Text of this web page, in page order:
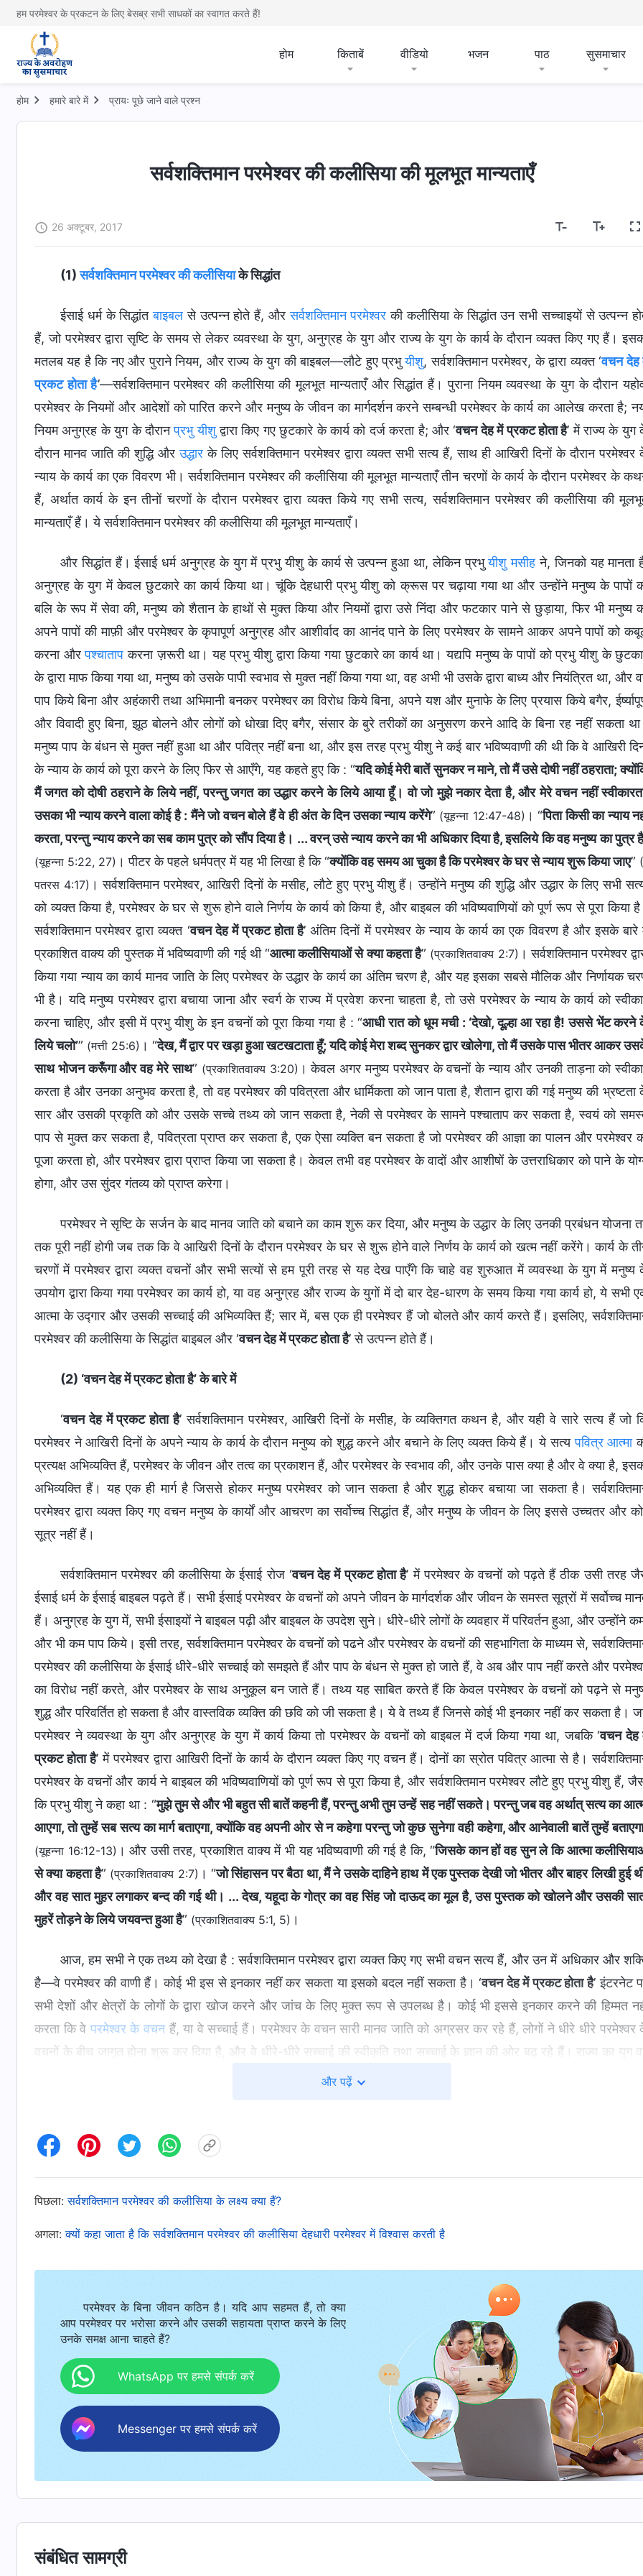
हम परमेश्वर के प्रकटन के लिए बेसब्र सभी साधकों का स्वागत करते हैं!
होम किताबें वीडियो भजन पाठ सुसमाचार
होम हमारे बारे में प्रायः पूछे जाने वाले प्रश्न
सर्वशक्तिमान परमेश्वर की कलीसिया की मूलभूत मान्यताएँ
26 अक्टूबर, 2017
(1)सर्वशक्तिमान परमेश्वर कीकलीसियाके सिद्धांत
ईसाई धर्म के सिद्धांतबाइबल से उत्पन्न होते हैं, औरसर्वशक्तिमान परमेश्वर की कलीसिया के सिद्धांत उन सभी सच्चाइयों से उत्पन्न
हैं, जो परमेश्वर द्वारा सृष्टि के समय से लेकर व्यवस्था के युग, अनुग्रह के युग और राज्य के युग के कार्य के दौरान व्यक्त किए गए हैं।
मतलब यह है कि नए और पुराने नियम, और राज्य के युग की बाइबल—लौटे हुए प्रभुयीशु, सर्वशक्तिमान परमेश्वर, के द्वारा व्यक्त ‘वचन देह
प्रकट होता है’—सर्वशक्तिमान परमेश्वर की कलीसिया की मूलभूत मान्यताएँ और सिद्धांत हैं। पुराना नियम व्यवस्था के युग के दौरान
परमेश्वर के नियमों और आदेशों को पारित करने और मनुष्य के जीवन का मार्गदर्शन करने सम्बन्धी परमेश्वर के कार्य का आलेख करता है;
नियम अनुग्रह के युग के दौरानप्रभु यीशुद्वारा किए गए छुटकारे के कार्य को दर्ज करता है; और ‘वचन देह में प्रकट होता है’ में राज्य के युग
दौरान मानव जाति की शुद्धि औरउद्धार के लिए सर्वशक्तिमान परमेश्वर द्वारा व्यक्त सभी सत्य हैं, साथ ही आखिरी दिनों के दौरान परमेश्वर
न्याय के कार्य का एक विवरण भी। सर्वशक्तिमान परमेश्वर की कलीसिया की मूलभूत मान्यताएँ तीन चरणों के कार्य के दौरान परमेश्वर के
हैं, अर्थात कार्य के इन तीनों चरणों के दौरान परमेश्वर द्वारा व्यक्त किये गए सभी सत्य, सर्वशक्तिमान परमेश्वर की कलीसिया की
मान्यताएँ हैं। ये सर्वशक्तिमान परमेश्वर की कलीसिया की मूलभूत मान्यताएँ।
और सिद्धांत हैं। ईसाई धर्म अनुग्रह के युग में प्रभु यीशु के कार्य से उत्पन्न हुआ था, लेकिन प्रभुयीशु मसीह ने, जिनको यह मानता
अनुग्रह के युग में केवल छुटकारे का कार्य किया था। चूंकि देहधारी प्रभु यीशु को क्रूस पर चढ़ाया गया था और उन्होंने मनुष्य के पापों
बलि के रूप में सेवा की, मनुष्य को शैतान के हाथों से मुक्त किया और नियमों द्वारा उसे निंदा और फटकार पाने से छुड़ाया, फिर भी मनुष्य
अपने पापों की माफ़ी और परमेश्वर के कृपापूर्ण अनुग्रह और आशीर्वाद का आनंद पाने के लिए परमेश्वर के सामने आकर अपने पापों को
करना औरपश्चाताप करना ज़रूरी था। यह प्रभु यीशु द्वारा किया गया छुटकारे का कार्य था। यद्यपि मनुष्य के पापों को प्रभु यीशु के
के द्वारा माफ किया गया था, मनुष्य को उसके पापी स्वभाव से मुक्त नहीं किया गया था, वह अभी भी उसके द्वारा बाध्य और नियंत्रित था, और
पाप किये बिना और अहंकारी तथा अभिमानी बनकर परमेश्वर का विरोध किये बिना, अपने यश और मुनाफे के लिए प्रयास किये बगैर,
और विवादी हुए बिना, झूठ बोलने और लोगों को धोखा दिए बगैर, संसार के बुरे तरीकों का अनुसरण करने आदि के बिना रह नहीं सकता
मनुष्य पाप के बंधन से मुक्त नहीं हुआ था और पवित्र नहीं बना था, और इस तरह प्रभु यीशु ने कई बार भविष्यवाणी की थी कि वे आखिरी
के न्याय के कार्य को पूरा करने के लिए फिर से आएँगे, यह कहते हुए कि : “यदि कोई मेरी बातें सुनकर न माने, तो मैं उसे दोषी नहीं ठहराता;
मैं जगत को दोषी ठहराने के लिये नहीं, परन्तु जगत का उद्धार करने के लिये आया हूँ। वो जो मुझे नकार देता है, और मेरे वचन नहीं
उसका भी न्याय करने वाला कोई है : मैंने जो वचन बोले हैं वे ही अंत के दिन उसका न्याय करेंगे” (यूहन्ना 12:47-48) । “पिता किसी का न्याय
करता, परन्तु न्याय करने का सब काम पुत्र को सौंप दिया है। ... वरन् उसे न्याय करने का भी अधिकार दिया है, इसलिये कि वह मनुष्य का पुत्र
(यूहन्ना 5:22, 27) । पीटर के पहले धर्मपत्र में यह भी लिखा है कि “क्योंकि वह समय आ चुका है कि परमेश्वर के घर से न्याय शुरू किया जाए”
पतरस 4:17) । सर्वशक्तिमान परमेश्वर, आखिरी दिनों के मसीह, लौटे हुए प्रभु यीशु हैं। उन्होंने मनुष्य की शुद्धि और उद्धार के लिए सभी
को व्यक्त किया है, परमेश्वर के घर से शुरू होने वाले निर्णय के कार्य को किया है, और बाइबल की भविष्यवाणियों को पूर्ण रूप से पूरा किया
सर्वशक्तिमान परमेश्वर द्वारा व्यक्त ‘वचन देह में प्रकट होता है’ अंतिम दिनों में परमेश्वर के न्याय के कार्य का एक विवरण है और इसके बारे
प्रकाशित वाक्य की पुस्तक में भविष्यवाणी की गई थी “आत्मा कलीसियाओं से क्या कहता है” (प्रकाशितवाक्य 2:7) । सर्वशक्तिमान परमेश्वर
किया गया न्याय का कार्य मानव जाति के लिए परमेश्वर के उद्धार के कार्य का अंतिम चरण है, और यह इसका सबसे मौलिक और निर्णायक
भी है। यदि मनुष्य परमेश्वर द्वारा बचाया जाना और स्वर्ग के राज्य में प्रवेश करना चाहता है, तो उसे परमेश्वर के न्याय के कार्य को
करना चाहिए, और इसी में प्रभु यीशु के इन वचनों को पूरा किया गया है : “आधी रात को धूम मची : ‘देखो, दूल्हा आ रहा है! उससे भेंट करने
लिये चलो’” (मत्ती 25:6) । “देख, मैं द्वार पर खड़ा हुआ खटखटाता हूँ; यदि कोई मेरा शब्द सुनकर द्वार खोलेगा, तो मैं उसके पास भीतर आकर
साथ भोजन करूँगा और वह मेरे साथ” (प्रकाशितवाक्य 3:20) । केवल अगर मनुष्य परमेश्वर के वचनों के न्याय और उनकी ताड़ना को
करता है और उनका अनुभव करता है, तो वह परमेश्वर की पवित्रता और धार्मिकता को जान पाता है, शैतान द्वारा की गई मनुष्य की भ्रष्टता
सार और उसकी प्रकृति को और उसके सच्चे तथ्य को जान सकता है, नेकी से परमेश्वर के सामने पश्चाताप कर सकता है, स्वयं को
पाप से मुक्त कर सकता है, पवित्रता प्राप्त कर सकता है, एक ऐसा व्यक्ति बन सकता है जो परमेश्वर की आज्ञा का पालन और परमेश्वर
पूजा करता हो, और परमेश्वर द्वारा प्राप्त किया जा सकता है। केवल तभी वह परमेश्वर के वादों और आशीषों के उत्तराधिकार को पाने के
होगा, और उस सुंदर गंतव्य को प्राप्त करेगा।
परमेश्वर ने सृष्टि के सर्जन के बाद मानव जाति को बचाने का काम शुरू कर दिया, और मनुष्य के उद्धार के लिए उनकी प्रबंधन योजना
तक पूरी नहीं होगी जब तक कि वे आखिरी दिनों के दौरान परमेश्वर के घर से शुरू होने वाले निर्णय के कार्य को खत्म नहीं करेंगे। कार्य के
चरणों में परमेश्वर द्वारा व्यक्त वचनों और सभी सत्यों से हम पूरी तरह से यह देख पाएँगे कि चाहे वह शुरुआत में व्यवस्था के युग में मनुष्य
उपयोग द्वारा किया गया परमेश्वर का कार्य हो, या वह अनुग्रह और राज्य के युगों में दो बार देह-धारण के समय किया गया कार्य हो, ये सभी
आत्मा के उद्गार और उसकी सच्चाई की अभिव्यक्ति हैं; सार में, बस एक ही परमेश्वर हैं जो बोलते और कार्य करते हैं। इसलिए,
परमेश्वर की कलीसिया के सिद्धांत बाइबल और ‘वचन देह में प्रकट होता है’ से उत्पन्न होते हैं।
(2) ‘वचन देह में प्रकट होता है’ के बारे में
‘वचन देह में प्रकट होता है’ सर्वशक्तिमान परमेश्वर, आखिरी दिनों के मसीह, के व्यक्तिगत कथन है, और यही वे सारे सत्य हैं जो
परमेश्वर ने आखिरी दिनों के अपने न्याय के कार्य के दौरान मनुष्य को शुद्ध करने और बचाने के लिए व्यक्त किये हैं। ये सत्यपवित्र आत्मा
प्रत्यक्ष अभिव्यक्ति हैं, परमेश्वर के जीवन और तत्व का प्रकाशन हैं, और परमेश्वर के स्वभाव की, और उनके पास क्या है और वे क्या है,
अभिव्यक्ति हैं। यह एक ही मार्ग है जिससे होकर मनुष्य परमेश्वर को जान सकता है और शुद्ध होकर बचाया जा सकता है।
परमेश्वर द्वारा व्यक्त किए गए वचन मनुष्य के कार्यों और आचरण का सर्वोच्च सिद्धांत हैं, और मनुष्य के जीवन के लिए इससे उच्चतर और
सूत्र नहीं हैं।
सर्वशक्तिमान परमेश्वर की कलीसिया के ईसाई रोज ‘वचन देह में प्रकट होता है’ में परमेश्वर के वचनों को पढ़ते हैं ठीक उसी तरह
ईसाई धर्म के ईसाई बाइबल पढ़ते हैं। सभी ईसाई परमेश्वर के वचनों को अपने जीवन के मार्गदर्शक और जीवन के समस्त सूत्रों में सर्वोच्च
हैं। अनुग्रह के युग में, सभी ईसाइयों ने बाइबल पढ़ी और बाइबल के उपदेश सुने। धीरे-धीरे लोगों के व्यवहार में परिवर्तन हुआ, और उन्होंने
और भी कम पाप किये। इसी तरह, सर्वशक्तिमान परमेश्वर के वचनों को पढने और परमेश्वर के वचनों की सहभागिता के माध्यम से,
परमेश्वर की कलीसिया के ईसाई धीरे-धीरे सच्चाई को समझते हैं और पाप के बंधन से मुक्त हो जाते हैं, वे अब और पाप नहीं करते और
का विरोध नहीं करते, और परमेश्वर के साथ अनुकूल बन जाते हैं। तथ्य यह साबित करते हैं कि केवल परमेश्वर के वचनों को पढ़ने से
शुद्ध और परिवर्तित हो सकता है और वास्तविक व्यक्ति की छवि को जी सकता है। ये वे तथ्य हैं जिनसे कोई भी इनकार नहीं कर सकता है।
परमेश्वर ने व्यवस्था के युग और अनुग्रह के युग में कार्य किया तो परमेश्वर के वचनों को बाइबल में दर्ज किया गया था, जबकि ‘वचन देह
प्रकट होता है’ में परमेश्वर द्वारा आखिरी दिनों के कार्य के दौरान व्यक्त किए गए वचन हैं। दोनों का स्रोत पवित्र आत्मा से है।
परमेश्वर के वचनों और कार्य ने बाइबल की भविष्यवाणियों को पूर्ण रूप से पूरा किया है, और सर्वशक्तिमान परमेश्वर लौटे हुए प्रभु यीशु हैं,
कि प्रभु यीशु ने कहा था : “मुझे तुम से और भी बहुत सी बातें कहनी हैं, परन्तु अभी तुम उन्हें सह नहीं सकते। परन्तु जब वह अर्थात् सत्य का
आएगा, तो तुम्हें सब सत्य का मार्ग बताएगा, क्योंकि वह अपनी ओर से न कहेगा परन्तु जो कुछ सुनेगा वही कहेगा, और आनेवाली बातें तुम्हें
(यूहन्ना 16:12-13) । और उसी तरह, प्रकाशित वाक्य में भी यह भविष्यवाणी की गई है कि, “जिसके कान हों वह सुन ले कि आत्मा
से क्या कहता है” (प्रकाशितवाक्य 2:7) । “जो सिंहासन पर बैठा था, मैं ने उसके दाहिने हाथ में एक पुस्तक देखी जो भीतर और बाहर लिखी हुई
और वह सात मुहर लगाकर बन्द की गई थी। ... देख, यहूदा के गोत्र का वह सिंह जो दाऊद का मूल है, उस पुस्तक को खोलने और उसकी
मुहरें तोड़ने के लिये जयवन्त हुआ है” (प्रकाशितवाक्य 5:1, 5) ।
आज, हम सभी ने एक तथ्य को देखा है : सर्वशक्तिमान परमेश्वर द्वारा व्यक्त किए गए सभी वचन सत्य हैं, और उन में अधिकार और
है—वे परमेश्वर की वाणी हैं। कोई भी इस से इनकार नहीं कर सकता या इसको बदल नहीं सकता है। ‘वचन देह में प्रकट होता है’ इंटरनेट
सभी देशों और क्षेत्रों के लोगों के द्वारा खोज करने और जांच के लिए मुक्त रूप से उपलब्ध है। कोई भी इससे इनकार करने की हिम्मत
करता कि वे परमेश्वर के वचनहैं, या वे सच्चाई हैं। परमेश्वर के वचन सारी मानव जाति को अग्रसर कर रहे हैं, लोगों ने धीरे धीरे परमेश्वर
वचनों के बीच जागृत होना शुरू कर दिया है, और वे धीरे-धीरे सच्चाई की स्वीकृति तथा सच्चाई के ज्ञान की ओर बढ़ रहे हैं। राज्य का युग
युग है जब सर्वशक्तिमान परमेश्वर के वचन पृथ्वी पर शासन करते हैं। परमेश्वर के एक-एक वचन को कार्यान्वित और पूर्ण किया जाएगा। जिस
मान्यताओं का आधार है, और यह (पुस्तक) निश्चित रूप से अगले युग में सारी मानव जाति के अस्तित्व की नींव बन जाएगी।
शैतान के द्वारा भ्रष्ट होने के बाद, मनुष्य शैतान के अधिकार क्षेत्र में रहता है और उसका भ्रष्टाचार निरंतर गहरा हो गया है। मनुष्य खुद
ने व्यवस्था के युग में, अनुग्रह के युग में, और राज्य के युग में तीन चरणों में कार्य किया है। व्यवस्था के युग में, परमेश्वर ने नियमों और
को पारित करने और मनुष्य के जीवन का मार्गदर्शन करने का कार्य किया। अनुग्रह के युग में, परमेश्वर देह बने और व्यवस्था के युग में उनके
किये कार्य के आधार पर, क्रूस पर चढ़ने का कार्य किया और मनुष्य को पाप से छुड़ाया। राज्य के युग में, परमेश्वर एक बार फिर देह बन गए हैं,
और अनुग्रह के युग के छुटकारे के कार्य के आधार पर, परमेश्वर के घर से शुरू होने वाले न्याय के कार्य को करते हैं, मनुष्य की शुद्धि और उसके
उद्धार के लिए सभी सत्यों को व्यक्त करते हैं, और हमारे लिए शुद्धि और मुक्ति की खोज का एकमात्र तरीका ले आते हैं। सिर्फ अगर हम सच्चाई
की वास्तविकता को अपने जीवन के रूप में हासिल करें, और उसके माध्यम से हम ऐसे लोग बन जाएँ जो परमेश्वर की आज्ञा मानते हैं और
करते हैं, तभी हम परमेश्वर के राज्य में ले जाये जाने और परमेश्वर के वादे और आशीषें प्राप्त करने के योग्य होंगे। परमेश्वर द्वारा मनुष्य के उद्धार
के कार्य के तीन चरण आपस में घनिष्टता से जुड़े हुए हैं, प्रत्येक चरण अपरिहार्य है, प्रत्येक पिछले चरण से अधिक ऊंचा और गहरा जाता है,
सभी एक ही परमेश्वर के कार्य हैं, और मानव जाति के उद्धार का पूरा कार्य परमेश्वर के कार्य के ये तीन चरण ही हैं।
यहोवा था, और अनुग्रह के युग में यीशु। परमेश्वर एक नए नाम—सर्वशक्तिमान परमेश्वर—का प्रयोग करते हैं राज्य के युग में, प्रकाशित वाक्य
और पढ़ें
पिछला:सर्वशक्तिमान परमेश्वर की कलीसिया के लक्ष्य क्या हैं?
अगला:क्यों कहा जाता है कि सर्वशक्तिमान परमेश्वर की कलीसिया देहधारी परमेश्वर में विश्वास करती है
परमेश्वर के बिना जीवन कठिन है। यदि आप सहमत हैं, तो क्या
आप परमेश्वर पर भरोसा करने और उसकी सहायता प्राप्त करने के लिए
उनके समक्ष आना चाहते हैं?
WhatsApp पर हमसे संपर्क करें
Messenger पर हमसे संपर्क करें
संबंधित सामग्री